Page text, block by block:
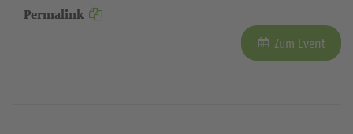
Permalink
Zum Event